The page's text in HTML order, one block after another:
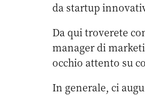
da startup
Da qui troverete
manager di
occhio attento su
In generale, ci